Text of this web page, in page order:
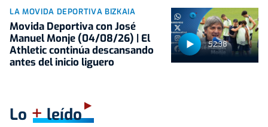
52:38
LA MOVIDA DEPORTIVA BIZKAIA
Movida Deportiva con José
Manuel Monje (04/08/26) | El
Athletic continúa descansando
antes del inicio liguero
Lo +leído